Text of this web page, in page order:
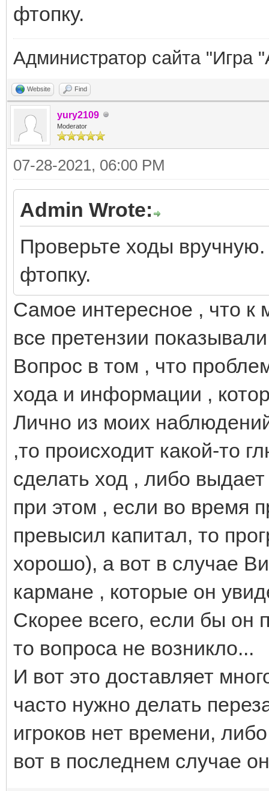
фтопку.
Администратор сайта "Игра
Website Find
yury2109
Moderator
07-28-2021, 06:00 PM
Admin Wrote:
Проверьте ходы
фтопку.
Самое интересное , что к
все претензии
Вопрос в том , что
хода и информации ,
Лично из моих
,то происходит какой-то
сделать ход , либо
при этом , если во время
превысил капитал, то
хорошо), а вот в случае
кармане , которые он
Скорее всего, если бы он
то вопроса не возникло...
И вот это доставляет
часто нужно делать
игроков нет времени,
вот в последнем случае